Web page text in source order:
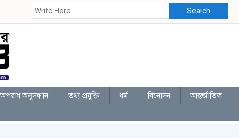
Search
অপরাধ অনুসন্ধান তথ্য প্রযুক্তি ধর্ম বিনোদন আন্তর্জাতিক